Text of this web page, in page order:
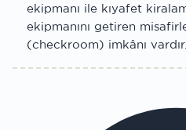
ekipmanı ile kıyafet
ekipmanını getiren
(checkroom) imkânı vardır.